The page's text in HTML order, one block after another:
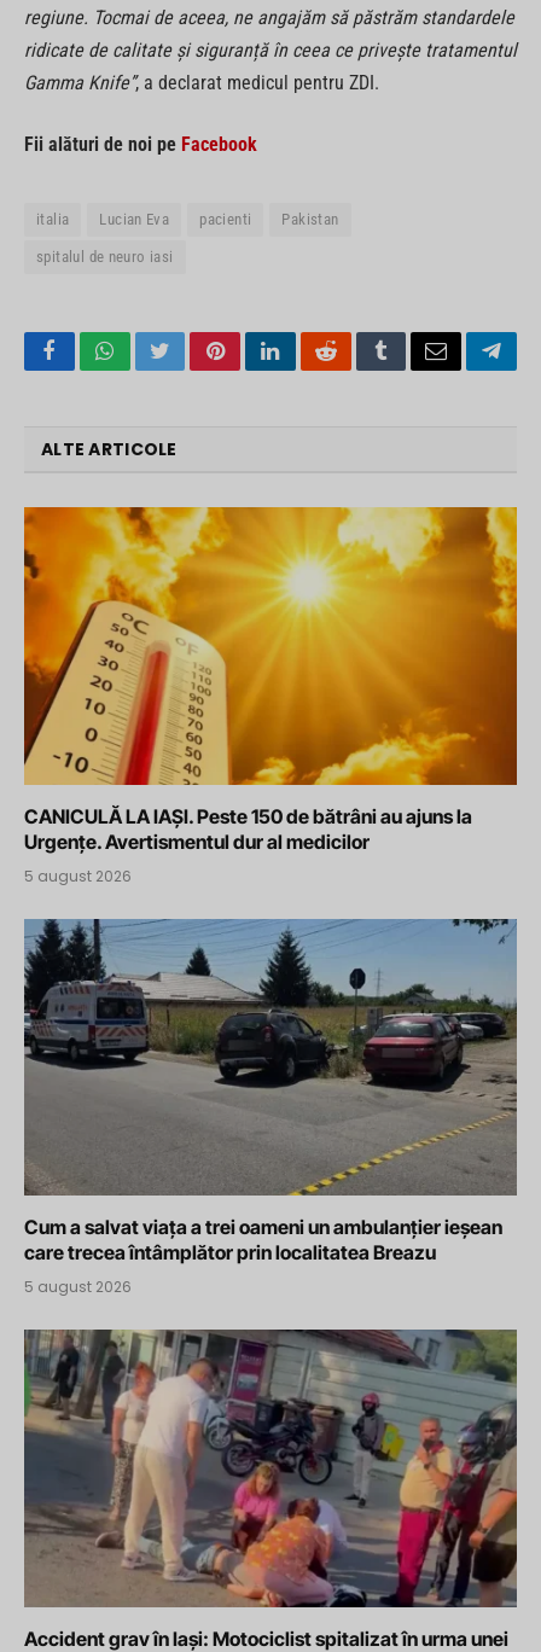
regiune. Tocmai de aceea, ne angajăm să păstrăm standardele
ridicate de calitate și siguranță în ceea ce privește tratamentul
Gamma Knife”, a declarat medicul pentru ZDI.
Fii alături de noi pe Facebook
italia Lucian Eva pacienti Pakistan
spitalul de neuro iasi
FacebookWhatsApp
TwitterPinterestLinkedInRedditTumblrEmail
ALTE ARTICOLE
CANICULĂ LA IAȘI. Peste 150 de bătrâni au ajuns la
Urgențe. Avertismentul dur al medicilor
5 august 2026
Cum a salvat viața a trei oameni un ambulanțier ieșean
care trecea întâmplător prin localitatea Breazu
5 august 2026
Accident grav în Iași: Motociclist spitalizat în urma unei